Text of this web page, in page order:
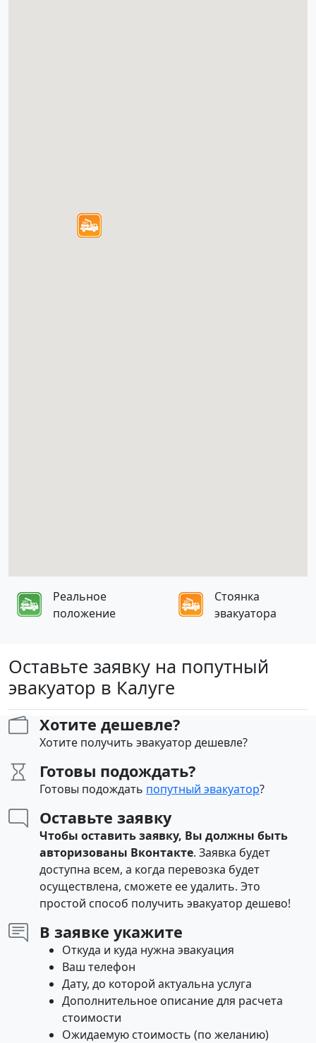
Реальное
положение
Стоянка
эвакуатора
Оставьте заявку на попутный
эвакуатор в Калуге
Хотите дешевле?
Хотите получить эвакуатор дешевле?
Готовы подождать?
Готовы подождать попутный эвакуатор?
Оставьте заявку
Чтобы оставить заявку, Вы должны быть
авторизованы Вконтакте. Заявка будет
доступна всем, а когда перевозка будет
осуществлена, сможете ее удалить. Это
простой способ получить эвакуатор дешево!
В заявке укажите
Откуда и куда нужна эвакуация
Ваш телефон
Дату, до которой актуальна услуга
Дополнительное описание для расчета
стоимости
Ожидаемую стоимость (по желанию)